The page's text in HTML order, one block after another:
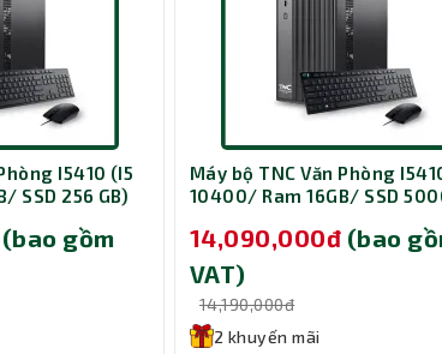
mạnh mẽ
vi xử lý Intel Core i5 thế hệ thứ 14 mới nhất, Lenovo
ứng dụng quản lý dữ liệu, trình duyệt web
giúp truy xuất dữ liệu nhanh chóng, hỗ trợ mở rộng
I5410 (I5
SSD 256 GB)
(bao gồm
Máy bộ TNC Văn Phòng
10400/ Ram 16GB/ SSD
14,090,000đ (bao
VAT)
14,190,000đ
2 khuyến mãi